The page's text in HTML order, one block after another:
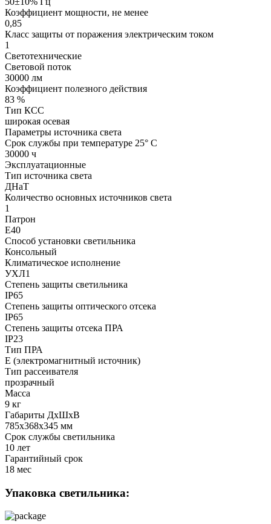
Коэффициент мощности, не менее
0,85
Класс защиты от поражения электрическим током
1
Светотехнические
Световой поток
30000 лм
Коэффициент полезного действия
83 %
Тип КСС
широкая осевая
Параметры источника света
Срок службы при температуре 25° С
30000 ч
Эксплуатационные
Тип источника света
ДНаТ
Количество основных источников света
1
Патрон
Е40
Способ установки светильника
Консольный
Климатическое исполнение
УХЛ1
Степень защиты светильника
IP65
Степень защиты оптического отсека
IP65
Степень защиты отсека ПРА
IP23
Тип ПРА
E (электромагнитный источник)
Тип рассеивателя
прозрачный
Масса
9 кг
Габариты ДхШхВ
785x368x345 мм
Срок службы светильника
10 лет
Гарантийный срок
18 мес
Упаковка светильника: